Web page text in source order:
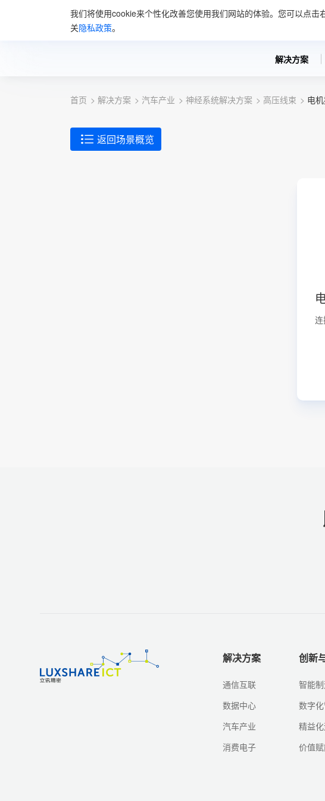
我们将使用cookie来个性化改善您使用我们网站的体验。您可以点
关隐私政策。 首页 解决方案
解决方案
创新
首页 解决方案 汽车产业 神经系统解决方案 高压线束 电
返回场景概览
解决方案
通信互联
数据中心
汽车产业
消费电子
创新
智能
数字
精益
价值